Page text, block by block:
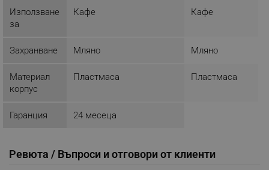
Използване
за
Кафе Кафе
Захранване Мляно Мляно
Материал
корпус
Пластмаса Пластмаса
Гаранция 24 месеца
Ревюта / Въпроси и отговори от клиенти
_sgf_tracking .alleop.bg